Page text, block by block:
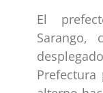
El
Sarango,